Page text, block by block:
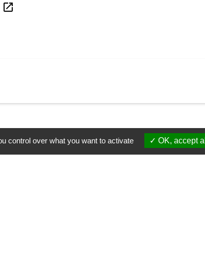
open_in_new
control over what you want to activate OK, accept all